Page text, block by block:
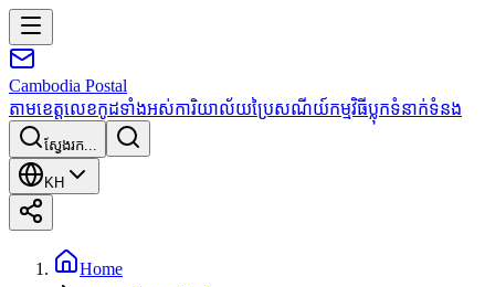
Cambodia Postal
តាមខេត្តលេខកូដទាំងអស់ការិយាល័យប្រៃសណីយ៍កម្មវិធីប្លុកទំនាក់ទំនង
ស្វែងរក...
KH
Home